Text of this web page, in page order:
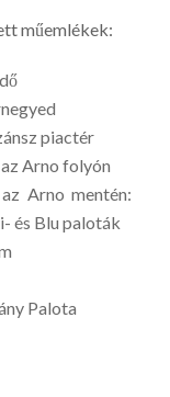
műemlékek:
piactér
Arno folyón
Arno mentén:
és Blu paloták
Palota